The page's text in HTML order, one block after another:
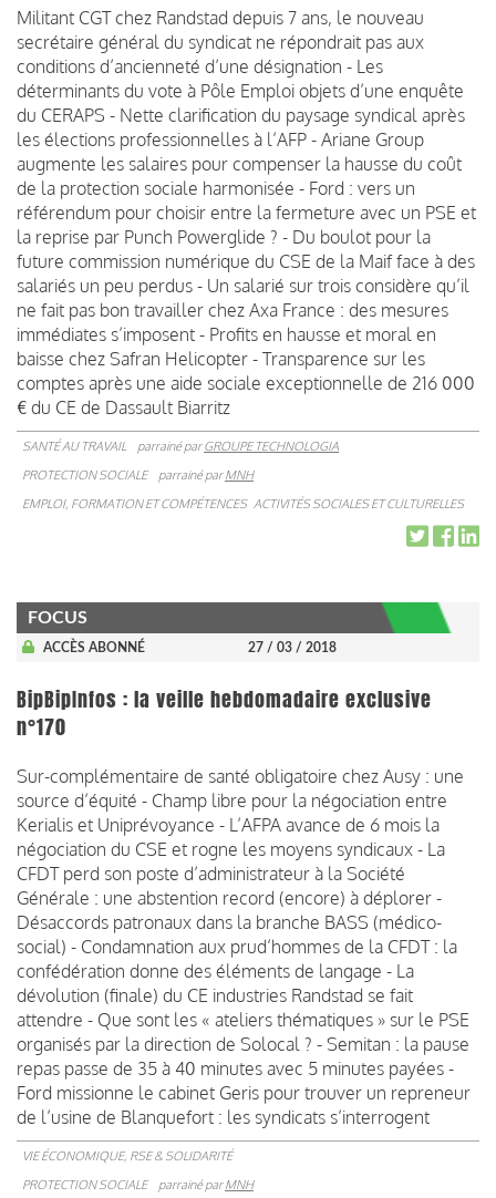
Militant CGT chez Randstad depuis 7 ans, le nouveau
secrétaire général du syndicat ne répondrait pas aux
conditions d’ancienneté d’une désignation - Les
déterminants du vote à Pôle Emploi objets d’une enquête
du CERAPS - Nette clarification du paysage syndical après
les élections professionnelles à l’AFP - Ariane Group
augmente les salaires pour compenser la hausse du coût
de la protection sociale harmonisée - Ford : vers un
référendum pour choisir entre la fermeture avec un PSE et
la reprise par Punch Powerglide ? - Du boulot pour la
future commission numérique du CSE de la Maif face à des
salariés un peu perdus - Un salarié sur trois considère qu’il
ne fait pas bon travailler chez Axa France : des mesures
immédiates s’imposent - Profits en hausse et moral en
baisse chez Safran Helicopter - Transparence sur les
comptes après une aide sociale exceptionnelle de 216 000
€ du CE de Dassault Biarritz
SANTÉ AU TRAVAIL parrainé parGROUPE TECHNOLOGIA
PROTECTION SOCIALE
parrainé parMNH
EMPLOI, FORMATION ET COMPÉTENCES ACTIVITÉS SOCIALES ET CULTURELLES
FOCUS
ACCÈS ABONNÉ 27 / 03 / 2018
BipBipInfos : la veille hebdomadaire exclusive
n°170
Sur-complémentaire de santé obligatoire chez Ausy : une
source d’équité - Champ libre pour la négociation entre
Kerialis et Uniprévoyance - L’AFPA avance de 6 mois la
négociation du CSE et rogne les moyens syndicaux - La
CFDT perd son poste d’administrateur à la Société
Générale : une abstention record (encore) à déplorer -
Désaccords patronaux dans la branche BASS (médico-
social) - Condamnation aux prud’hommes de la CFDT : la
confédération donne des éléments de langage - La
dévolution (finale) du CE industries Randstad se fait
attendre - Que sont les « ateliers thématiques » sur le PSE
organisés par la direction de Solocal ? - Semitan : la pause
repas passe de 35 à 40 minutes avec 5 minutes payées -
Ford missionne le cabinet Geris pour trouver un repreneur
de l’usine de Blanquefort : les syndicats s’interrogent
VIE ÉCONOMIQUE, RSE & SOLIDARITÉ
PROTECTION SOCIALE
parrainé parMNH